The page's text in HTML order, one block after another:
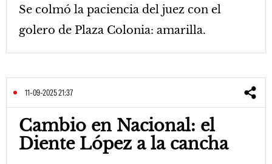
Se colmó la paciencia del juez con el
golero de Plaza Colonia: amarilla.
11-09-2025 21:37
Cambio en Nacional: el
Diente López a la cancha